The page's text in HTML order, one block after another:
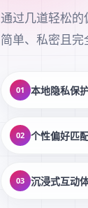
通过几道轻松
简单、私密且完
01 本地隐私保
02 个性偏好匹
03 沉浸式互动